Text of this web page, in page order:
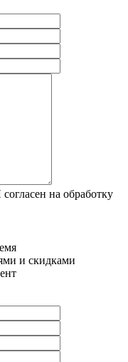
на обработку
и скидками